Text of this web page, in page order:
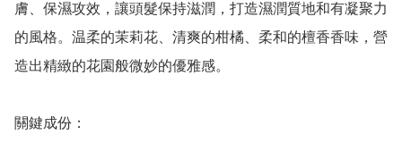
膚、保濕攻效，讓頭髮保持滋潤，打造濕潤質地和有凝聚力
的風格。温柔的茉莉花、清爽的柑橘、柔和的檀香香味，營
造出精緻的花園般微妙的優雅感。
關鍵成份：